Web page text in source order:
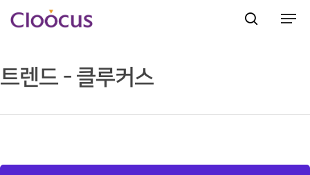
Hit enter to search or ESC to close
트렌드 - 클루커스